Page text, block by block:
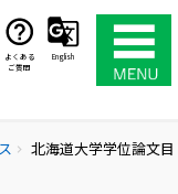
よくある
ご質問
English
chevron_right
北海道大学学位論文目